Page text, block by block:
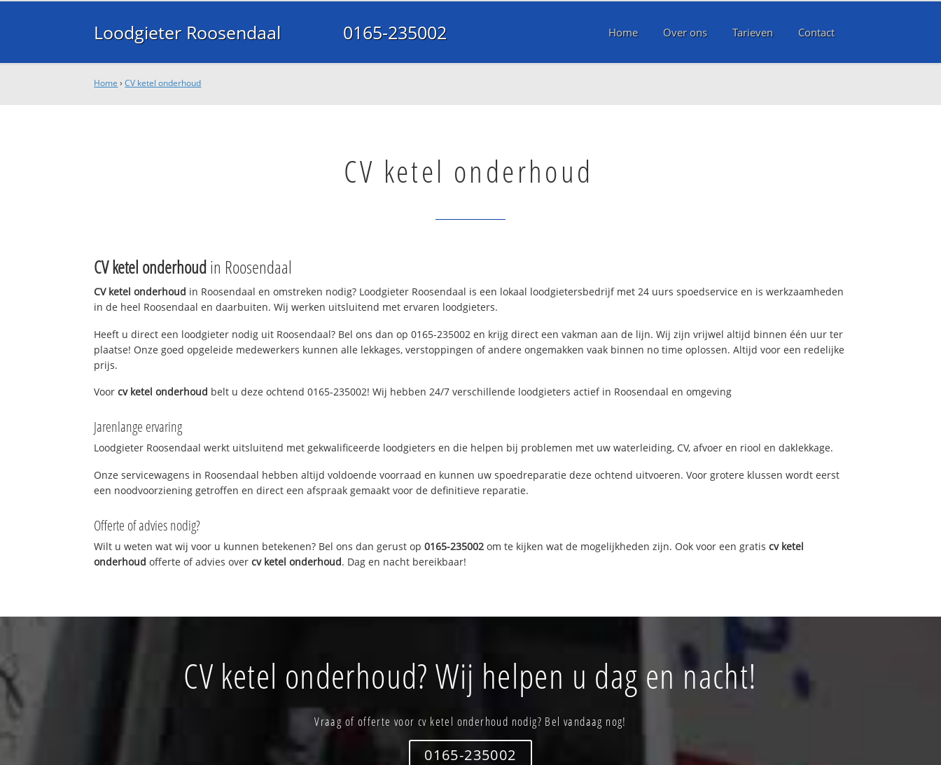
Loodgieter Roosendaal 0165-235002 Home Over ons Tarieven Contact
Home ›CV ketel onderhoud
CV ketel onderhoud
CV ketel onderhoudin Roosendaal
CV ketel onderhoud in Roosendaal en omstreken nodig? Loodgieter Roosendaal is een lokaal loodgietersbedrijf met 24 uurs spoedservice en is werkzaamheden
in de heel Roosendaal en daarbuiten. Wij werken uitsluitend met ervaren loodgieters.
Heeft u direct een loodgieter nodig uit Roosendaal? Bel ons dan op 0165-235002 en krijg direct een vakman aan de lijn. Wij zijn vrijwel altijd binnen één uur ter
plaatse! Onze goed opgeleide medewerkers kunnen alle lekkages, verstoppingen of andere ongemakken vaak binnen no time oplossen. Altijd voor een redelijke
prijs.
Voorcv ketel onderhoud belt u deze ochtend 0165-235002! Wij hebben 24/7 verschillende loodgieters actief in Roosendaal en omgeving
Jarenlange ervaring
Loodgieter Roosendaal werkt uitsluitend met gekwalificeerde loodgieters en die helpen bij problemen met uw waterleiding, CV, afvoer en riool en daklekkage.
Onze servicewagens in Roosendaal hebben altijd voldoende voorraad en kunnen uw spoedreparatie deze ochtend uitvoeren. Voor grotere klussen wordt eerst
een noodvoorziening getroffen en direct een afspraak gemaakt voor de definitieve reparatie.
Offerte of advies nodig?
Wilt u weten wat wij voor u kunnen betekenen? Bel ons dan gerust op0165-235002 om te kijken wat de mogelijkheden zijn. Ook voor een gratiscv ketel
onderhoud offerte of advies overcv ketel onderhoud. Dag en nacht bereikbaar!
CV ketel onderhoud? Wij helpen u dag en nacht!
Vraag of offerte voor cv ketel onderhoud nodig? Bel vandaag nog!
0165-235002